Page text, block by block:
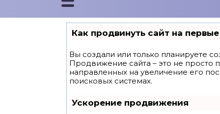
Как продвинуть сайт на
Вы создали или только планируете
Продвижение сайта – это не просто
направленных на увеличение его
поисковых системах.
Ускорение продвижения